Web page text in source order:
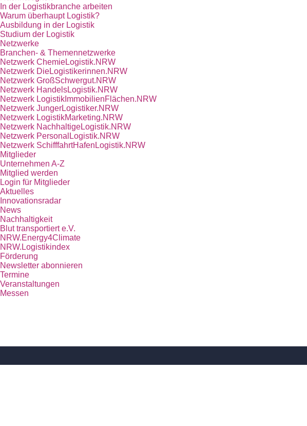
In der Logistikbranche arbeiten
Warum überhaupt Logistik?
Ausbildung in der Logistik
Studium der Logistik
Netzwerke
Branchen- & Themennetzwerke
Netzwerk ChemieLogistik.NRW
Netzwerk DieLogistikerinnen.NRW
Netzwerk GroßSchwergut.NRW
Netzwerk HandelsLogistik.NRW
Netzwerk LogistikImmobilienFlächen.NRW
Netzwerk JungerLogistiker.NRW
Netzwerk LogistikMarketing.NRW
Netzwerk NachhaltigeLogistik.NRW
Netzwerk PersonalLogistik.NRW
Netzwerk SchifffahrtHafenLogistik.NRW
Mitglieder
Unternehmen A-Z
Mitglied werden
Login für Mitglieder
Aktuelles
Innovationsradar
News
Nachhaltigkeit
Blut transportiert e.V.
NRW.Energy4Climate
NRW.Logistikindex
Förderung
Newsletter abonnieren
Termine
Veranstaltungen
Messen